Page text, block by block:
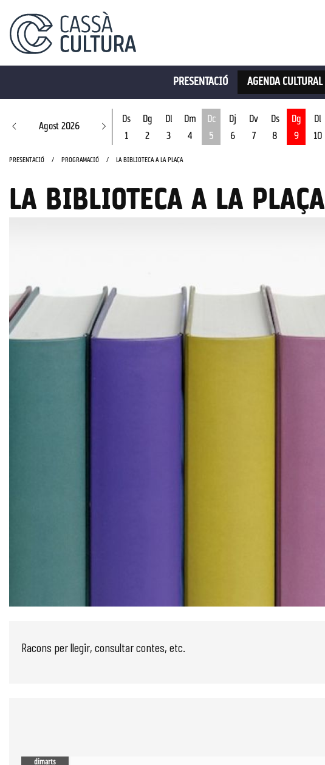
PRESENTACIÓ AGENDA CULTURAL
Agost 2026
Ds
1
Dg
2
Dl
3
Dm
4
Dc
5
Dj
6
Dv
7
Ds
8
Dg
9
Dl
10
PRESENTACIÓ PROGRAMACIÓ LA BIBLIOTECA A LA PLAÇA
LA BIBLIOTECA A LA PLAÇA
Racons per llegir, consultar contes, etc.
dimarts